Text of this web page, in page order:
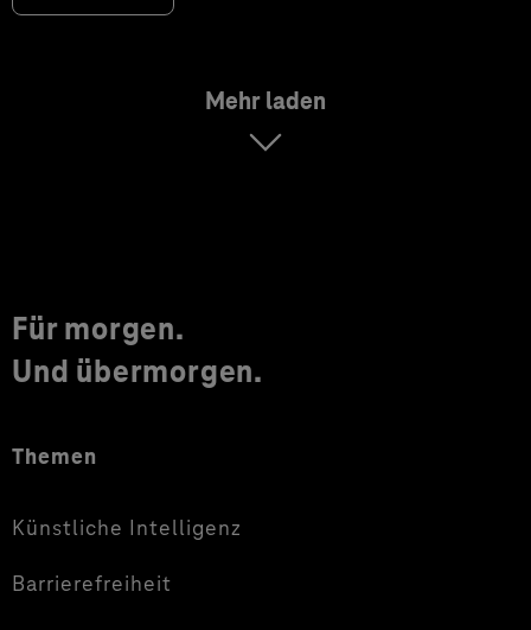
Mehr laden
Für morgen.
Und übermorgen.
Themen
Künstliche Intelligenz
Barrierefreiheit